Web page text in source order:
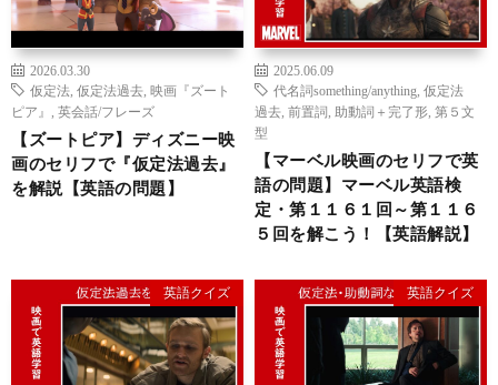
2026.03.30
仮定法 仮定法過去 映画『ズート
ピア』
英会話/フレーズ
【ズートピア】ディズニー映
画のセリフで『仮定法過去』
を解説【英語の問題】
2025.06.09
代名詞something/anything 仮定法
過去 前置詞 助動詞＋完了形 第５文
型
【マーベル映画のセリフで英
語の問題】マーベル英語検
定・第１１６１回～第１１６
５回を解こう！【英語解説】
英語クイズ 英語クイズ